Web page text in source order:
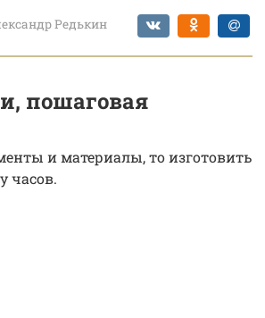
Редькин
пошаговая
и материалы, то изготовить
часов.